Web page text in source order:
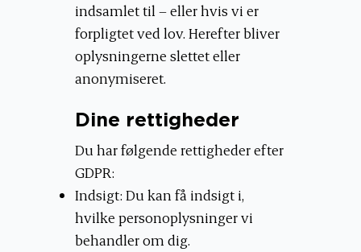
indsamlet til – eller hvis vi er
forpligtet ved lov. Herefter bliver
oplysningerne slettet eller
anonymiseret.
Dine rettigheder
Du har følgende rettigheder efter
GDPR:
Indsigt: Du kan få indsigt i,
hvilke personoplysninger vi
behandler om dig.